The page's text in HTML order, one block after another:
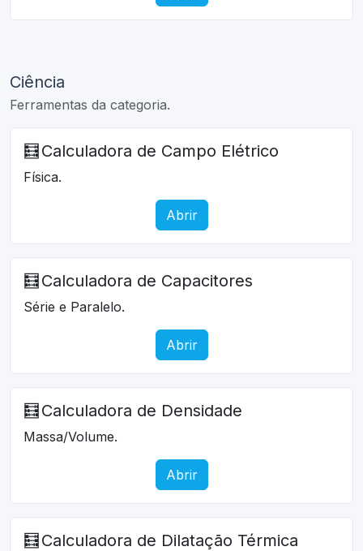
Ciência
Ferramentas da categoria.
🧮 Calculadora de Campo Elétrico
Física.
Abrir
🧮 Calculadora de Capacitores
Série e Paralelo.
Abrir
🧮 Calculadora de Densidade
Massa/Volume.
Abrir
🧮 Calculadora de Dilatação Térmica